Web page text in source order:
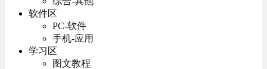
软件区
PC-软件
手机-应用
学习区
图文教程